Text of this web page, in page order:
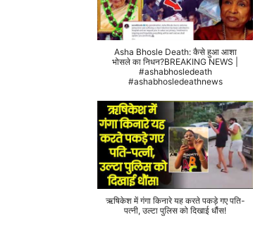
Asha Bhosle Death: कैसे हुआ आशा
भोसले का निधन?BREAKING NEWS |
#ashabhosledeath
#ashabhosledeathnews
ऋषिकेश में गंगा किनारे यह करते पकड़े गए पति-
पत्नी, उल्टा पुलिस को दिखाई धौंस!